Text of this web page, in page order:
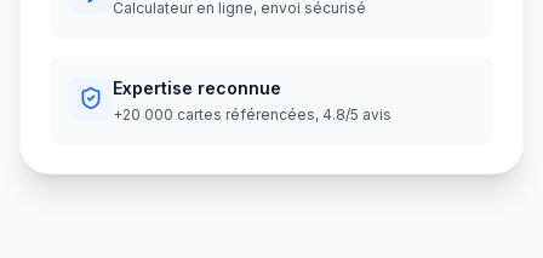
Calculateur en ligne, envoi sécurisé
Expertise reconnue
+20 000 cartes référencées, 4.8/5 avis